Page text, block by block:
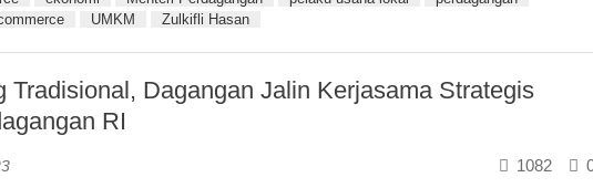
UMKM Zulkifli Hasan
Tradisional, Dagangan Jalin Kerjasama Strategis
RI
1082